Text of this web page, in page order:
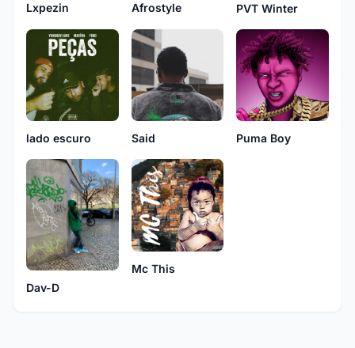
Lxpezin Afrostyle PVT Winter
lado escuro Said Puma Boy
Dav-D
Mc This